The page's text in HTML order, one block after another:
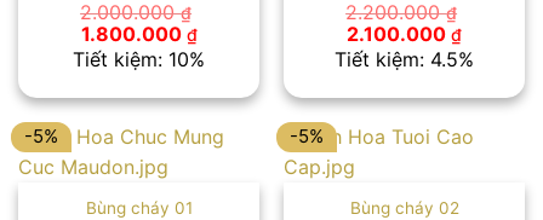
2.000.000₫
Giá
gốc
là:
1.800.000 ₫Giá
hiện
tại
1.800.000 ₫.
Tiết kiệm: 10%
2.200.000₫
Giá
gốc
là:
2.100.000 ₫Giá
hiện
tại
Tiết kiệm: 4.5%
-5%
Bùng cháy 01
-5%
Bùng cháy 02